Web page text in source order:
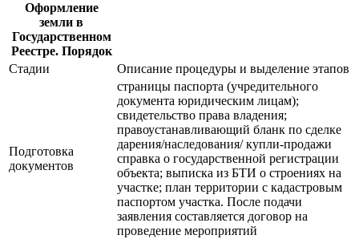
Оформление
земли в
Государственном
Реестре. Порядок
Стадии
Описание процедуры и выделение этапов
Подготовка
документов
страницы паспорта (учредительного
документа юридическим лицам);
свидетельство права владения;
правоустанавливающий бланк по сделке
дарения/наследования/ купли-продажи
справка о государственной регистрации
объекта; выписка из БТИ о строениях на
участке; план территории с кадастровым
паспортом участка. После подачи
заявления составляется договор на
проведение мероприятий